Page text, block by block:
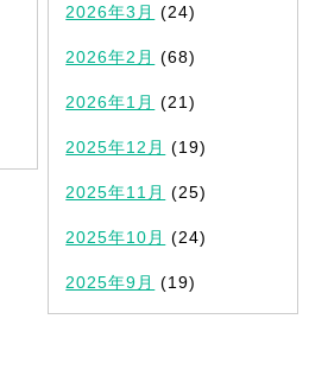
2026年3月 (24)
2026年2月 (68)
2026年1月 (21)
2025年12月 (19)
2025年11月 (25)
2025年10月 (24)
2025年9月 (19)